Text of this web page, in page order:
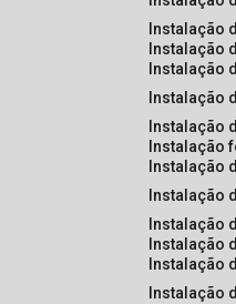
instalação
instalação
instalação
instalação
instalação
instalação
instalação
instalação
instalação
instalação
instalação
instalação